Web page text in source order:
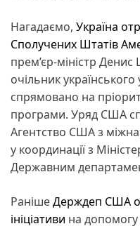
Нагадаємо, Україна
Сполучених Штатів
прем’єр-міністр
очільник
спрямовано на
програми. Уряд США
Агентство США з
у координації з
Державним
РанішеДерждеп США
ініціативи на допомогу